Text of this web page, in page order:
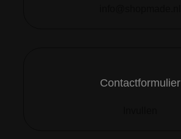
Contactformulier